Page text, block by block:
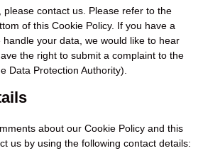
please contact us. Please refer to the
of this Cookie Policy. If you have a
your data, we would like to hear
the right to submit a complaint to the
Data Protection Authority).
about our Cookie Policy and this
us by using the following contact details: